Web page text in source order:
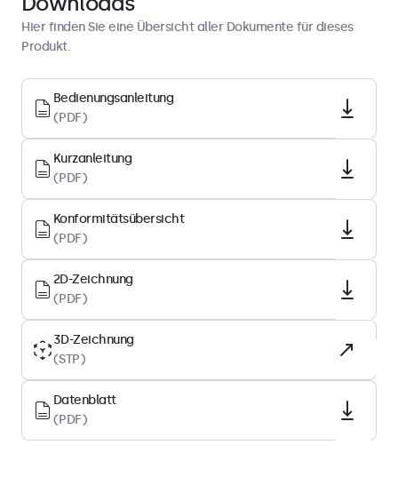
Bilddiagonale
23.6 Zoll (601 mm)
Seitenverhältnis
16:9 (4:3 einstellbar)
1920 x 1080
Pixels pro Zoll
93 PPI
Paneltyp
IPS-LCD
Hintergrundbeleuchtung
LED
Oberfläche
Anti-Glare-Hartbeschichtung (3H)
Unterstützte Ausrichtung
Querformat, Hochformat, Face-Up
Hier finden Sie eine Übersicht aller Dokumente für dieses
Produkt.
Bedienungsanleitung
(PDF)
Kurzanleitung
(PDF)
Konformitätsübersicht
(PDF)
2D-Zeichnung
(PDF)
3D-Zeichnung
(STP)
Datenblatt
(PDF)